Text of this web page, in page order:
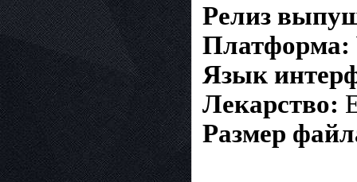
Релиз
Платформа:
Язык
Лекарство:
Размер